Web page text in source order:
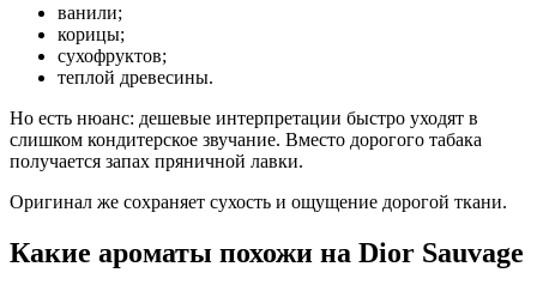
ванили;
корицы;
сухофруктов;
теплой древесины.
Но есть нюанс: дешевые интерпретации быстро уходят в
слишком кондитерское звучание. Вместо дорогого табака
получается запах пряничной лавки.
Оригинал же сохраняет сухость и ощущение дорогой ткани.
Какие ароматы похожи на Dior Sauvage